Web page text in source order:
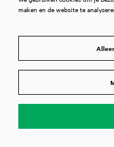
Techniek
maken en de website te